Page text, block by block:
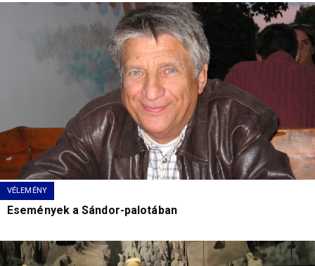
VÉLEMÉNY
Események a Sándor-palotában